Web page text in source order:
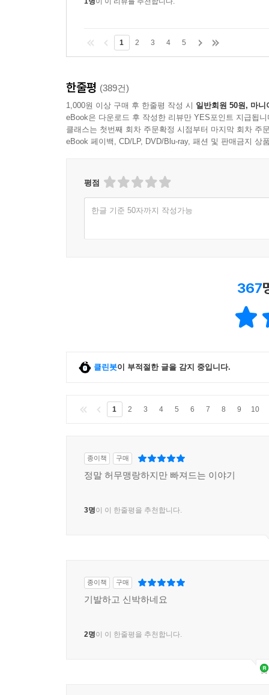
1 2 3 4 5
한줄평 (389건)
1,000원 이상 구매 후 한줄평 작성 시 일반회원 50원, 마니
eBook은 다운로드 후 작성한 리뷰만 YES포인트 지급됩니
클래스는 첫번째 회차 주문확정 시점부터 마지막 회차 주
eBook 페이백, CD/LP, DVD/Blu-ray, 패션 및 판매금지 상
평점
한글 기준 50자까지 작성가능
367
클린봇이 부적절한 글을 감지 중입니다.
1 2 3 4 5 6 7 8 9 10
종이책 구매
정말 허무맹랑하지만 빠져드는 이야기
3명이 이 한줄평을 추천합니다.
종이책 구매
기발하고 신박하네요
2명이 이 한줄평을 추천합니다.